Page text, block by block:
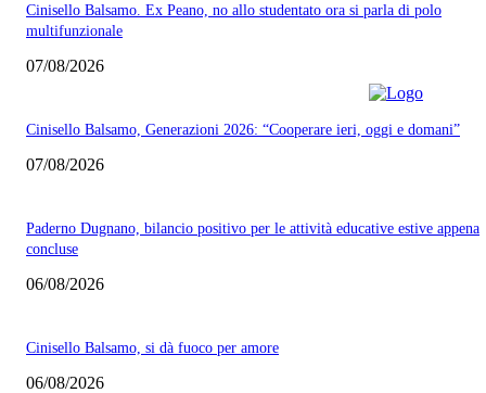
Cinisello Balsamo. Ex Peano, no allo studentato ora si parla di polo
multifunzionale
07/08/2026
Cinisello Balsamo, Generazioni 2026: “Cooperare ieri, oggi e domani”
07/08/2026
Paderno Dugnano, bilancio positivo per le attività educative estive appena
concluse
06/08/2026
Cinisello Balsamo, si dà fuoco per amore
06/08/2026